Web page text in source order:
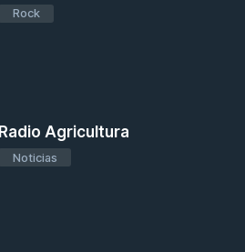
Rock
Radio Agricultura
Noticias